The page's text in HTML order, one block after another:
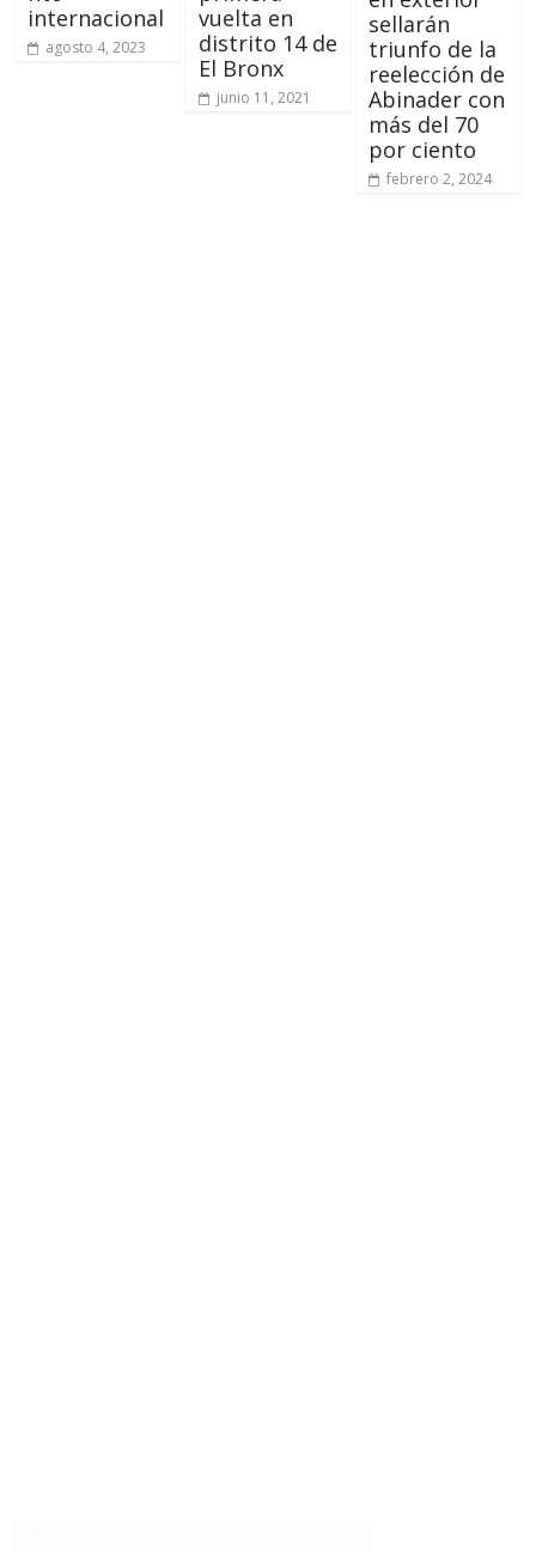
internacional
agosto 4, 2023
vuelta en
distrito 14 de
El Bronx
junio 11, 2021
sellarán
triunfo de la
reelección de
Abinader con
más del 70
por ciento
febrero 2, 2024